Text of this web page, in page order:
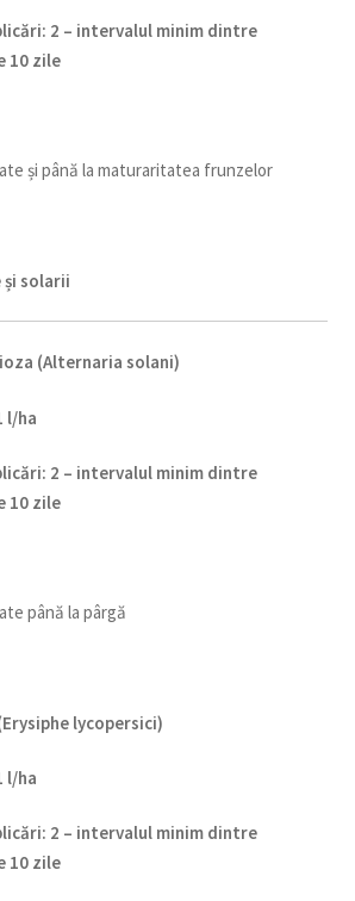
: 2 – intervalul minim dintre
10 zile
și până la maturaritatea frunzelor
și solarii
(Alternaria solani)
l/ha
: 2 – intervalul minim dintre
10 zile
până la pârgă
lycopersici)
l/ha
: 2 – intervalul minim dintre
10 zile